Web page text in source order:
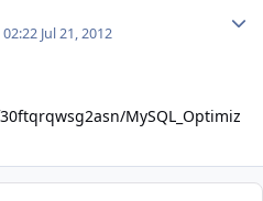
Jul 21, 2012
MySQL_Optimiz